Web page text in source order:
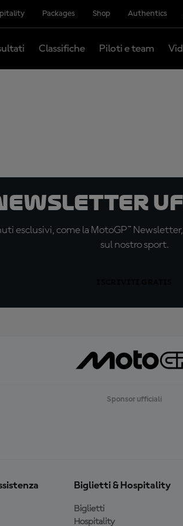
Packages Shop Authentics
Classifiche Piloti e team
esclusivi, come la MotoGP™
sul nostro sport.
Sponsor ufficiali
Biglietti & Hospitality
Biglietti
Hospitality